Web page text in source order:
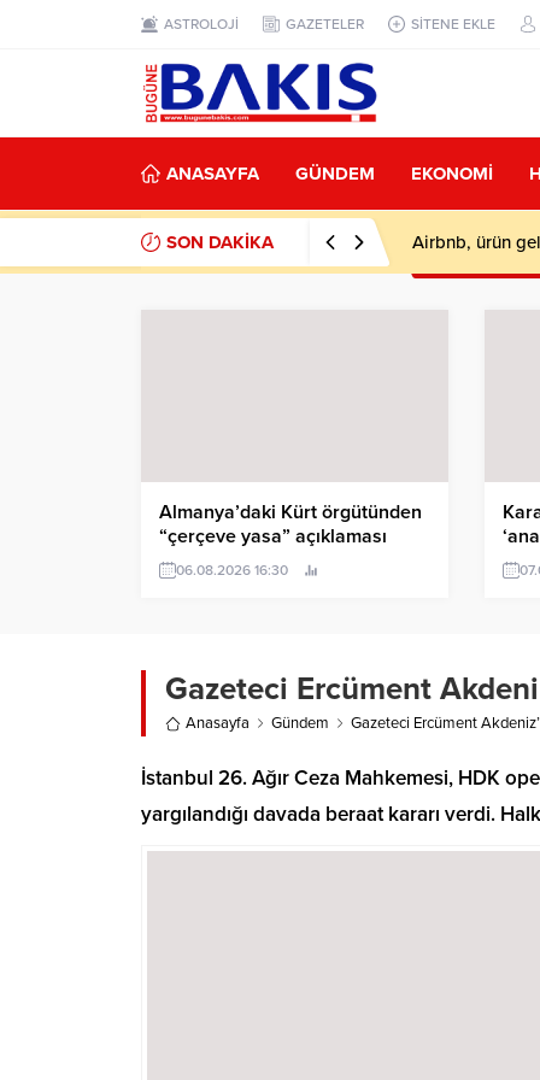
ASTROLOJİ GAZETELER SİTENE EKLE
ANASAYFA GÜNDEM EKONOMİ
SON DAKİKA Airbnb, ürün
Almanya’daki Kürt örgütünden
“çerçeve yasa” açıklaması
06.08.2026 16:30
Gazeteci Ercüment
Anasayfa Gündem Gazeteci Ercüment
İstanbul 26. Ağır Ceza Mahkemesi, HDK
yargılandığı davada beraat kararı verdi.